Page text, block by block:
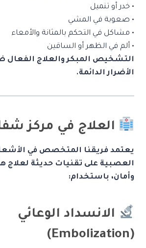
• خدر أو تنميل
• صعوبة في المشي
• مشاكل في التحكم بالمثانة والأمعاء
• ألم في الظهر أو الساقين
التشخيص المبكر والعلاج الفعال
الأضرار الدائمة.
العلاج في مركز
يعتمد فريقنا المتخصص في الأشعة
العصبية على تقنيات حديثة لعلاج
وأمان، باستخدام:
الانسداد الوعائي
(Embolization)